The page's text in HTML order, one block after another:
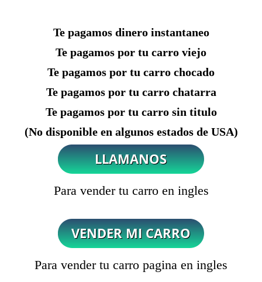
Te pagamos dinero instantaneo
Te pagamos por tu carro viejo
Te pagamos por tu carro chocado
Te pagamos por tu carro chatarra
Te pagamos por tu carro sin titulo
(No disponible en algunos estados de USA)
Para vender tu carro en ingles
Para vender tu carro pagina en ingles